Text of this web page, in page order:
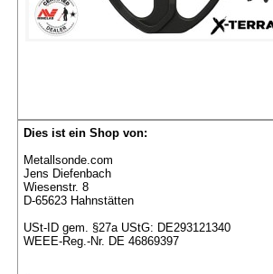
Dies ist ein Shop von:
Metallsonde.com
Jens Diefenbach
Wiesenstr. 8
D-65623 Hahnstätten
USt-ID gem. §27a UStG: DE293121340
WEEE-Reg.-Nr. DE 46869397